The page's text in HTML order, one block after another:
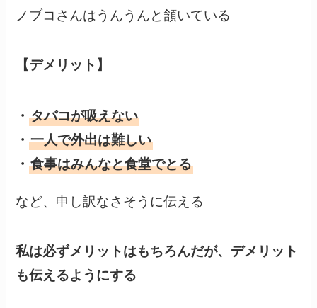
ノブコさんはうんうんと頷いている
【デメリット】
・タバコが吸えない
・一人で外出は難しい
・食事はみんなと食堂でとる
など、申し訳なさそうに伝える
私は必ずメリットはもちろんだが、デメリット
も伝えるようにする